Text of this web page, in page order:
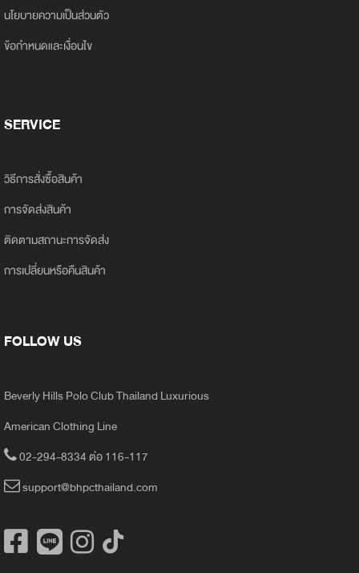
นโยบายความเป็นส่วนตัว
ข้อกำหนดและเงื่อนไข
SERVICE
วิธีการสั่งซื้อสินค้า
การจัดส่งสินค้า
ติดตามสถานะการจัดส่ง
การเปลี่ยนหรือคืนสินค้า
FOLLOW US
Beverly Hills Polo Club Thailand Luxurious
American Clothing Line
02-294-8334 ต่อ 116-117
support@bhpcthailand.com